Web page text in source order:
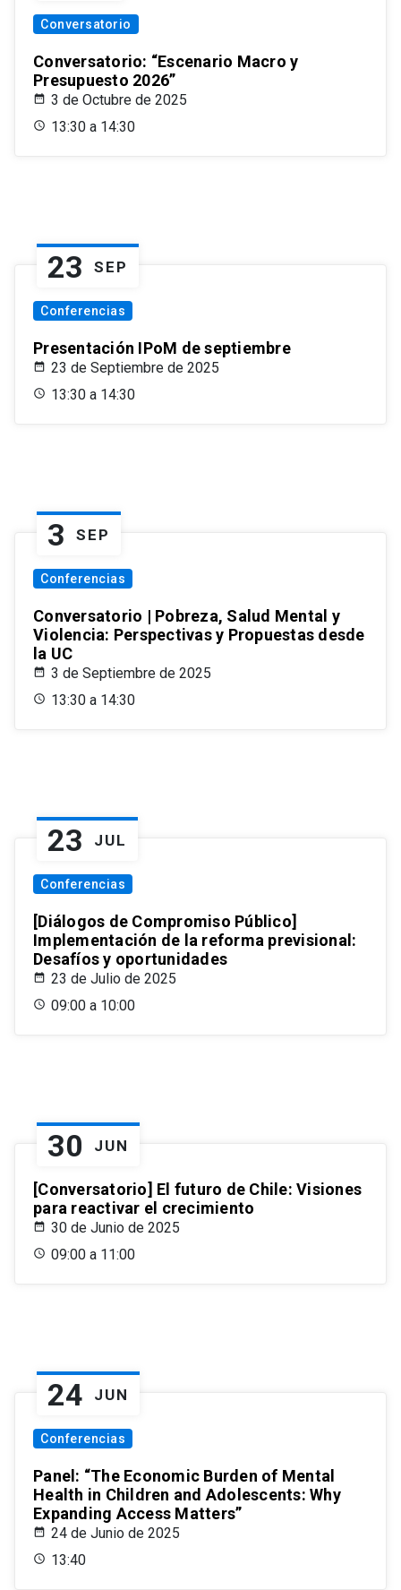
Conversatorio
Conversatorio: “Escenario Macro y
Presupuesto 2026”
3 de Octubre de 2025
13:30 a 14:30
23 SEP
Conferencias
Presentación IPoM de septiembre
23 de Septiembre de 2025
13:30 a 14:30
3 SEP
Conferencias
Conversatorio | Pobreza, Salud Mental y
Violencia: Perspectivas y Propuestas desde
la UC
3 de Septiembre de 2025
13:30 a 14:30
23 JUL
Conferencias
[Diálogos de Compromiso Público]
Implementación de la reforma previsional:
Desafíos y oportunidades
23 de Julio de 2025
09:00 a 10:00
30 JUN
[Conversatorio] El futuro de Chile: Visiones
para reactivar el crecimiento
30 de Junio de 2025
09:00 a 11:00
24 JUN
Conferencias
Panel: “The Economic Burden of Mental
Health in Children and Adolescents: Why
Expanding Access Matters”
24 de Junio de 2025
13:40